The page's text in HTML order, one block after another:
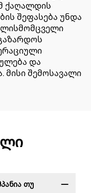
ქაღალდის
შეფასება უნდა
და
მისი შემოსავალი
თუ